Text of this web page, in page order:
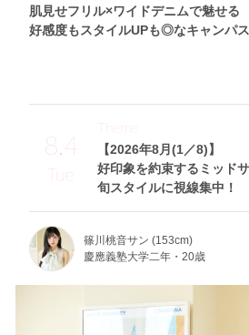
肌見せフリル×ワイドデニムで魅せる
好感度もスタイルUPも◎なキャンパ
8.4
Tue
【2026年8月(1／8)】
好印象を約束するミッド
旬スタイルに視線集中！
Theme
篠川桃音サン (153cm)
慶應義塾大学二年・20歳